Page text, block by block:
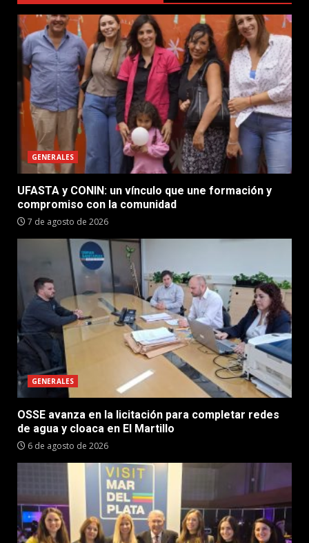
GENERALES
UFASTA y CONIN: un vínculo que une formación y
compromiso con la comunidad
7 de agosto de 2026
GENERALES
OSSE avanza en la licitación para completar redes
de agua y cloaca en El Martillo
6 de agosto de 2026